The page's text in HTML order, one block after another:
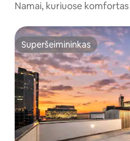
Namai, kuriuose
Superšeimininkas
Superšeimininkas